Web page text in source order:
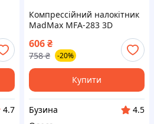
4.7
Компрессійний налокітник
MadMax MFA-283 3D
Compressive elbow support
Dark grey/Neon green S
buzyna
606₴
758 ₴ -20%
Купити
Бузина
4.5